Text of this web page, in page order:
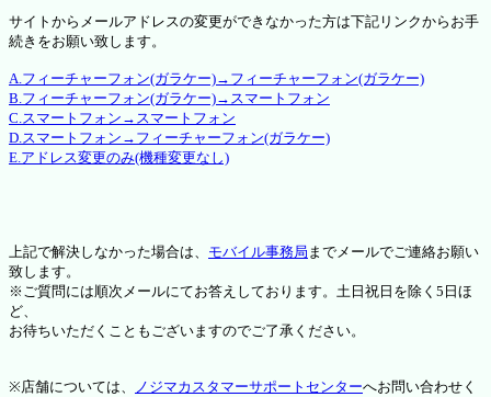
サイトからメールアドレスの変更ができなかった方は下記リンクからお手
続きをお願い致します。
A.フィーチャーフォン(ガラケー)→フィーチャーフォン(ガラケー)
B.フィーチャーフォン(ガラケー)→スマートフォン
C.スマートフォン→スマートフォン
D.スマートフォン→フィーチャーフォン(ガラケー)
E.アドレス変更のみ(機種変更なし)
上記で解決しなかった場合は、 モバイル事務局 までメールでご連絡お願い
致します。
※ご質問には順次メールにてお答えしております。土日祝日を除く5日ほ
ど、
お待ちいただくこともございますのでご了承ください。
※店舗については、 ノジマカスタマーサポートセンターへお問い合わせく